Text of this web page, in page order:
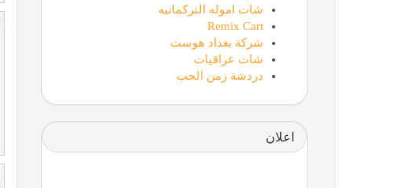
شات اموله التركمانيه
Remix Cart
شركة بغداد هوست
شات عراقيات
دردشة زمن الحب
اعلان